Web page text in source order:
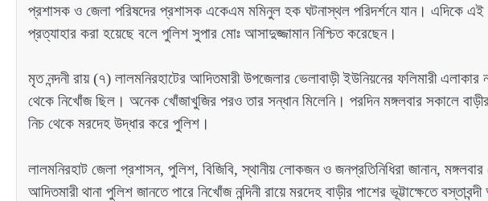
প্রশাসক ও জেলা পরিষদের প্রশাসক একেএম মমিনুল হক ঘটনাস্থল পরিদর্শনে যান। এদিকে এই
প্রত্যাহার করা হয়েছে বলে পুলিশ সুপার মোঃ আসাদুজ্জামান নিশ্চিত করেছেন।
মৃত নন্দনী রায় (৭) লালমনিরহাটের আদিতমারী উপজেলার ভেলাবাড়ী ইউনিয়নের ফলিমারী
থেকে নিখোঁজ ছিল। অনেক খোঁজাখুজির পরও তার সন্ধান মিলেনি। পরদিন মঙ্গলবার সকালে বাড়ীর
নিচ থেকে মরদেহ উদ্ধার করে পুলিশ।
লালমনিরহাট জেলা প্রশাসন, পুলিশ, বিজিবি, স্থানীয় লোকজন ও জনপ্রতিনিধিরা জানান,
আদিতমারী থানা পুলিশ জানতে পারে নিখোঁজ নন্দিনী রায়ে মরদেহ বাড়ীর পাশের ভূট্টাক্ষেতে